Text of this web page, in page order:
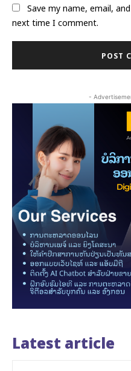
Save my name, email,
next time I comment.
-
Latest article